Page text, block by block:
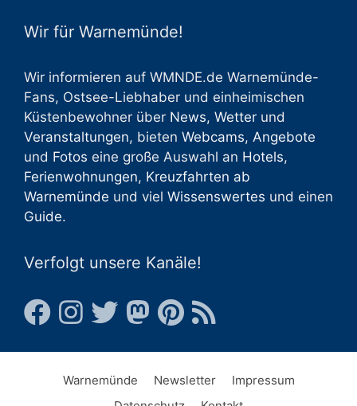
Wir für Warnemünde!
Wir informieren auf WMNDE.de Warnemünde-
Fans, Ostsee-Liebhaber und einheimischen
Küstenbewohner über News, Wetter und
Veranstaltungen, bieten Webcams, Angebote
und Fotos eine große Auswahl an Hotels,
Ferienwohnungen, Kreuzfahrten ab
Warnemünde und viel Wissenswertes und einen
Guide.
Verfolgt unsere Kanäle!
Warnemünde Newsletter
Impressum